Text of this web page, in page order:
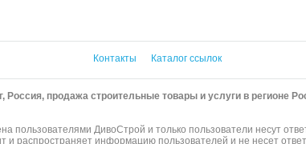
Контакты Каталог ссылок
Россия, продажа строительные товары и услуги в регионе
пользователями ДивоСтрой и только пользователи несут
и распространяет информацию пользователей и не несет